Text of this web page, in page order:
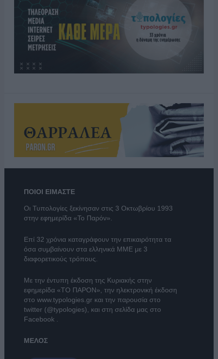
ΠΟΙΟΙ ΕΙΜΑΣΤΕ
Οι Τυπολογίες ξεκίνησαν στις 3 Οκτωβρίου 1993
στην εφημερίδα «Το Παρόν».
Επί 32 χρόνια καταγράφουν την επικαιρότητα τα
όσα συμβαίνουν στα ελληνικά ΜΜΕ με 3
διαφορετικούς τρόπους.
Με την έντυπη έκδοση της Κυριακής στην
εφημερίδα «ΤΟ ΠΑΡΟΝ» , την ηλεκτρονική έκδοση
στο www.typologies.grκαι την παρουσία στο
twitter (@typologies) , και στη σελίδα μας στο
Facebook
ΜΕΛΟΣ